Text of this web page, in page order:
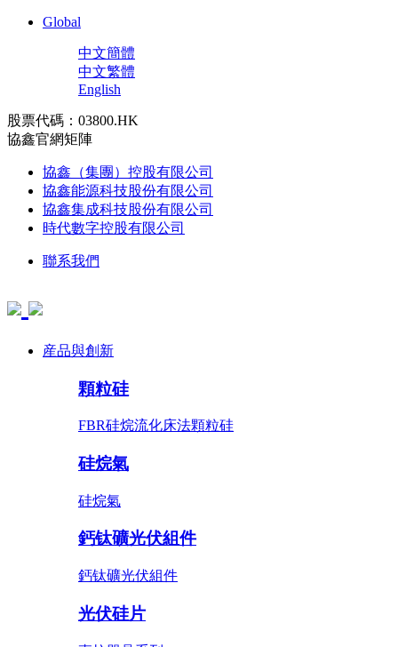
Global
中文簡體
中文繁體
English
股票代碼：03800.HK
協鑫官網矩陣
協鑫（集團）控股有限公司
協鑫能源科技股份有限公司
協鑫集成科技股份有限公司
時代數字控股有限公司
聯系我們
産品與創新
顆粒硅
FBR硅烷流化床法顆粒硅
硅烷氣
硅烷氣
鈣钛礦光伏組件
鈣钛礦光伏組件
光伏硅片